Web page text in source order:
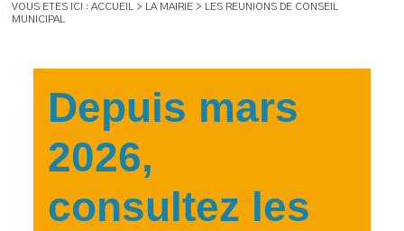
VOUS ETES ICI : ACCUEIL > LA MAIRIE > LES REUNIONS DE CONSEIL
MUNICIPAL
Depuis mars
2026,
consultez les